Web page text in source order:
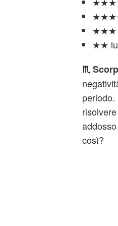
★★★★
★★★
★★
♏
periodo.
così?